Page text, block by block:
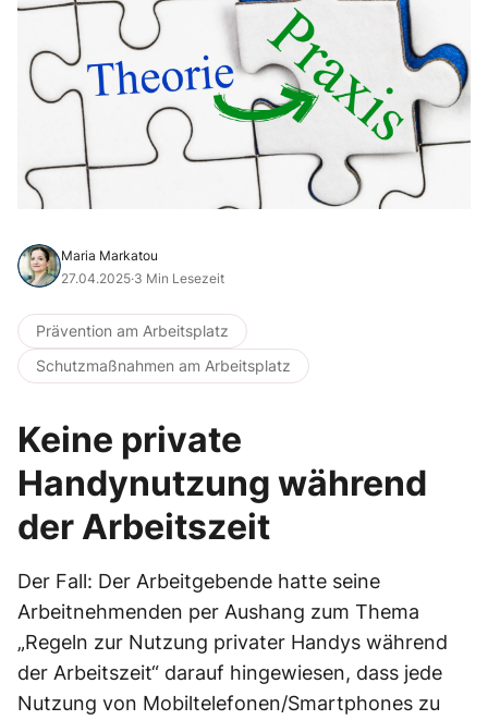
Maria Markatou
27.04.2025·3 Min Lesezeit
Prävention am Arbeitsplatz
Schutzmaßnahmen am Arbeitsplatz
Keine private
Handynutzung während
der Arbeitszeit
Der Fall: Der Arbeitgebende hatte seine
Arbeitnehmenden per Aushang zum Thema
„Regeln zur Nutzung privater Handys während
der Arbeitszeit“ darauf hingewiesen, dass jede
Nutzung von Mobiltelefonen/Smartphones zu